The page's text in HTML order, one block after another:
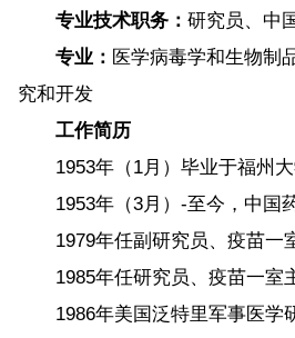
专业技术职务： 研究员、中
专业： 医学病毒学和生物制
究和开发
工作简历
1953年（1月）毕业于福州大
1953年（3月）-至今，中国
1979年任副研究员、疫苗一
1985年任研究员、疫苗一室
1986年美国泛特里军事医学